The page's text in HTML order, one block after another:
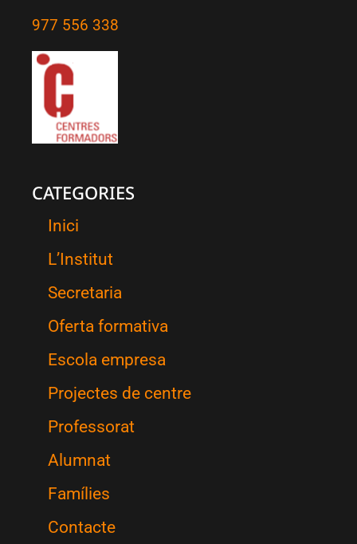
977 556 338
CATEGORIES
Inici
L’Institut
Secretaria
Oferta formativa
Escola empresa
Projectes de centre
Professorat
Alumnat
Famílies
Contacte